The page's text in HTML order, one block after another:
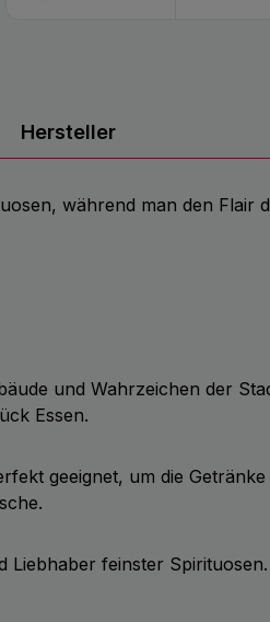
Hersteller
während man den Flair
und Wahrzeichen der
Essen.
geeignet, um die
Liebhaber feinster Spirituosen.